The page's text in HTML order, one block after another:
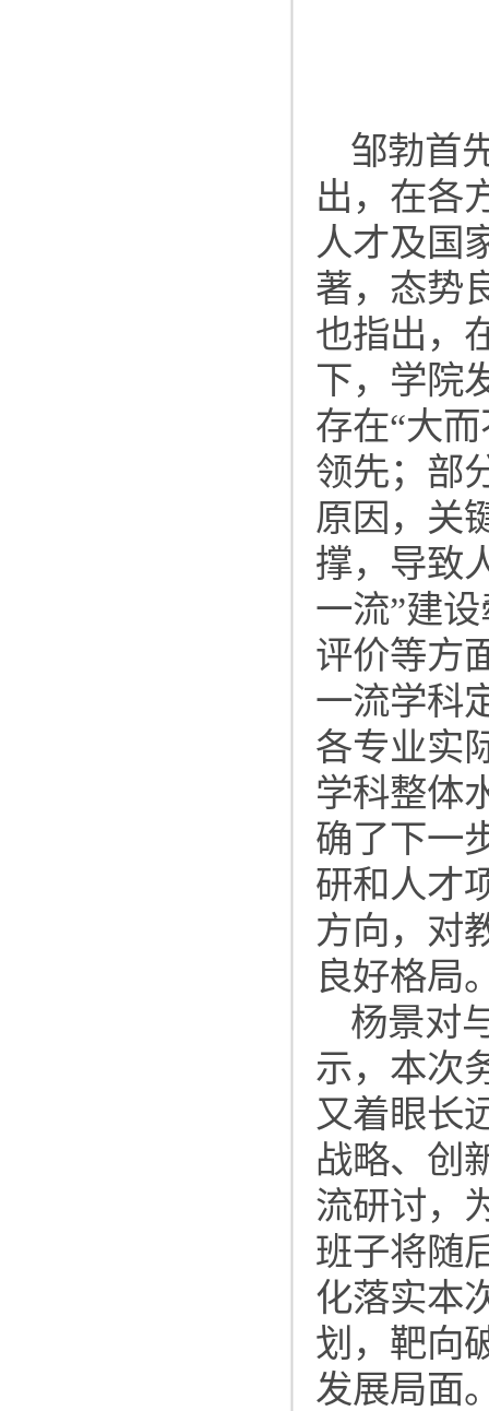
邹勃首
出，在各
人才及国
著，态势
也指出，
下，学院
存在“大
领先；部
原因，关
撑，导致
一流”建
评价等方
一流学科
各专业实
学科整体
确了下一
研和人才
方向，对
良好格局
杨景对
示，本次
又着眼长
战略、创
流研讨，
班子将随
化落实本
划，靶向
发展局面